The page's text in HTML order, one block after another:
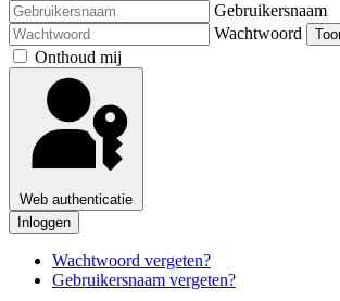
Gebruikersnaam
Wachtwoord
Onthoud mij
Web authenticatie
Inloggen
Wachtwoord vergeten?
Gebruikersnaam vergeten?